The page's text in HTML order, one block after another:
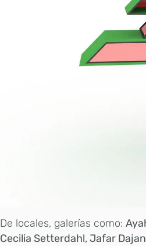
De locales, galerías como:
Cecilia Setterdahl, Jafar